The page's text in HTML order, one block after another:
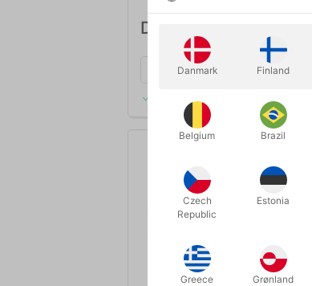
DKK 1.180,00
Køb nu
Danmark Finland
Belgium Brazil
Czech
Republic
Estonia
Greece Grønland